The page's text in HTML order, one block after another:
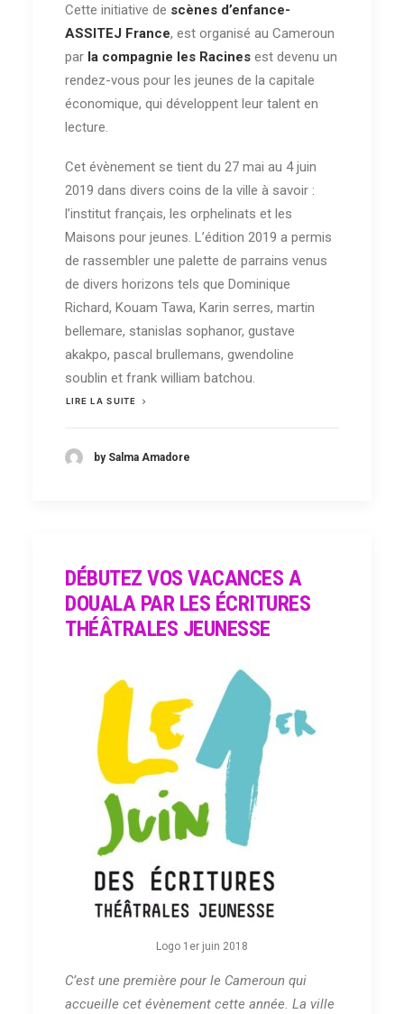
Cette initiative de scènes d’enfance-
ASSITEJ France, est organisé au Cameroun
par la compagnie les Racines est devenu un
rendez-vous pour les jeunes de la capitale
économique, qui développent leur talent en
lecture.
Cet évènement se tient du 27 mai au 4 juin
2019 dans divers coins de la ville à savoir :
l’institut français, les orphelinats et les
Maisons pour jeunes. L’édition 2019 a permis
de rassembler une palette de parrains venus
de divers horizons tels que Dominique
Richard, Kouam Tawa, Karin serres, martin
bellemare, stanislas sophanor, gustave
akakpo, pascal brullemans, gwendoline
soublin et frank william batchou.
LIRE LA SUITE
by Salma Amadore
DÉBUTEZ VOS VACANCES A
DOUALA PAR LES ÉCRITURES
THÉÂTRALES JEUNESSE
Logo 1er juin 2018
C’est une première pour le Cameroun qui
accueille cet évènement cette année. La ville